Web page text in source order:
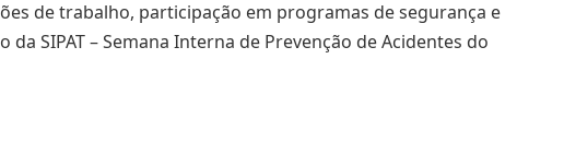
de trabalho, participação em programas de segurança e
da SIPAT – Semana Interna de Prevenção de Acidentes do